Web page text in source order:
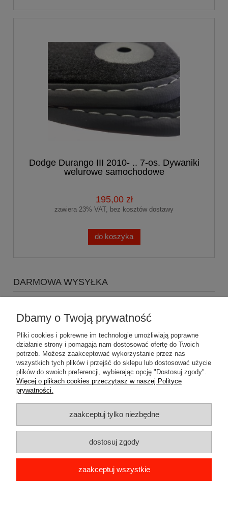
Dodge Durango III 2010- .. 7-os. Dywaniki
welurowe samochodowe
195,00 zł
zawiera 23% VAT, bez kosztów dostawy
do koszyka
DARMOWA WYSYŁKA
wysyłki Gratis
Pomoc
Dostawa
Gwarancja i zwroty
O firmie
Dbamy o Twoją prywatność
Pliki cookies i pokrewne im technologie umożliwiają poprawne
działanie strony i pomagają nam dostosować ofertę do Twoich
potrzeb. Możesz zaakceptować wykorzystanie przez nas
wszystkich tych plików i przejść do sklepu lub dostosować użycie
plików do swoich preferencji, wybierając opcję "Dostosuj zgody".
Więcej o plikach cookies przeczytasz w naszej Polityce
prywatności.
zaakceptuj tylko niezbędne
dostosuj zgody
zaakceptuj wszystkie